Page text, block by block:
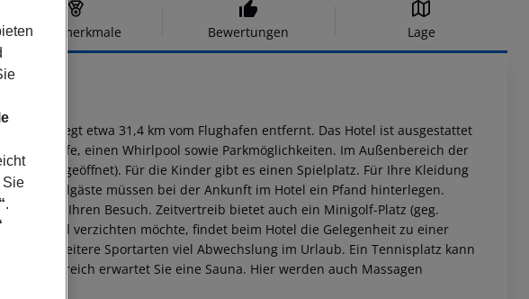
Hotelmerkmale Bewertungen Lage
liegt etwa 31,4 km vom Flughafen entfernt. Das Hotel ist ausgestattet
Einkäufe, einen Whirlpool sowie Parkmöglichkeiten. Im Außenbereich der
geöffnet). Für die Kinder gibt es einen Spielplatz. Für Ihre Kleidung
Hotelgäste müssen bei der Ankunft im Hotel ein Pfand hinterlegen.
auf Ihren Besuch. Zeitvertreib bietet auch ein Minigolf-Platz (geg.
am Ball verzichten möchte, findet beim Hotel die Gelegenheit zu einer
noch weitere Sportarten viel Abwechslung im Urlaub. Ein Tennisplatz kann
erwartet Sie eine Sauna. Hier werden auch Massagen
Sie
.